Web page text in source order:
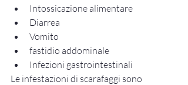
Intossicazione alimentare
Diarrea
Vomito
fastidio addominale
Infezioni gastrointestinali
Le infestazioni di scarafaggi sono